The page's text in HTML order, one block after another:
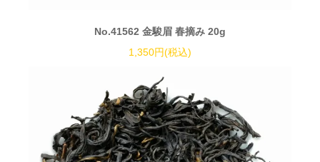
No.41562 金駿眉 春摘み 20g
1,350円(税込)